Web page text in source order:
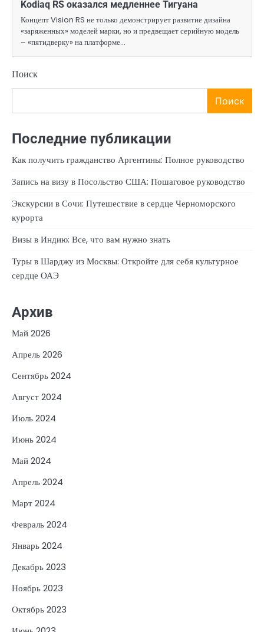
Kodiaq RS оказался медленнее Тигуана
Концепт Vision RS не только демонстрирует развитие дизайна
«заряженных» моделей марки, но и предвещает серийную модель
– «пятидверку» на платформе…
Поиск
Поиск
Последние публикации
Как получить гражданство Аргентины: Полное руководство
Запись на визу в Посольство США: Пошаговое руководство
Экскурсии в Сочи: Путешествие в сердце Черноморского
курорта
Визы в Индию: Все, что вам нужно знать
Туры в Шарджу из Москвы: Откройте для себя культурное
сердце ОАЭ
Архив
Май 2026
Апрель 2026
Сентябрь 2024
Август 2024
Июль 2024
Июнь 2024
Май 2024
Апрель 2024
Март 2024
Февраль 2024
Январь 2024
Декабрь 2023
Ноябрь 2023
Октябрь 2023